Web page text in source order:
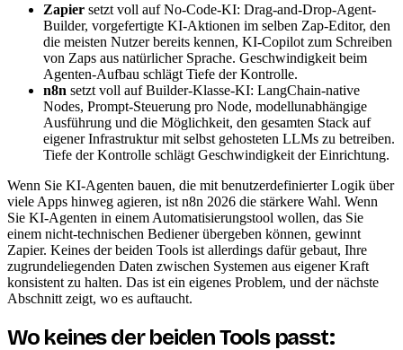
Zapier setzt voll auf No-Code-KI: Drag-and-Drop-Agent-
Builder, vorgefertigte KI-Aktionen im selben Zap-Editor, den
die meisten Nutzer bereits kennen, KI-Copilot zum Schreiben
von Zaps aus natürlicher Sprache. Geschwindigkeit beim
Agenten-Aufbau schlägt Tiefe der Kontrolle.
n8n setzt voll auf Builder-Klasse-KI: LangChain-native
Nodes, Prompt-Steuerung pro Node, modellunabhängige
Ausführung und die Möglichkeit, den gesamten Stack auf
eigener Infrastruktur mit selbst gehosteten LLMs zu betreiben.
Tiefe der Kontrolle schlägt Geschwindigkeit der Einrichtung.
Wenn Sie KI-Agenten bauen, die mit benutzerdefinierter Logik über
viele Apps hinweg agieren, ist n8n 2026 die stärkere Wahl. Wenn
Sie KI-Agenten in einem Automatisierungstool wollen, das Sie
einem nicht-technischen Bediener übergeben können, gewinnt
Zapier. Keines der beiden Tools ist allerdings dafür gebaut, Ihre
zugrundeliegenden Daten zwischen Systemen aus eigener Kraft
konsistent zu halten. Das ist ein eigenes Problem, und der nächste
Abschnitt zeigt, wo es auftaucht.
Wo keines der beiden Tools passt: